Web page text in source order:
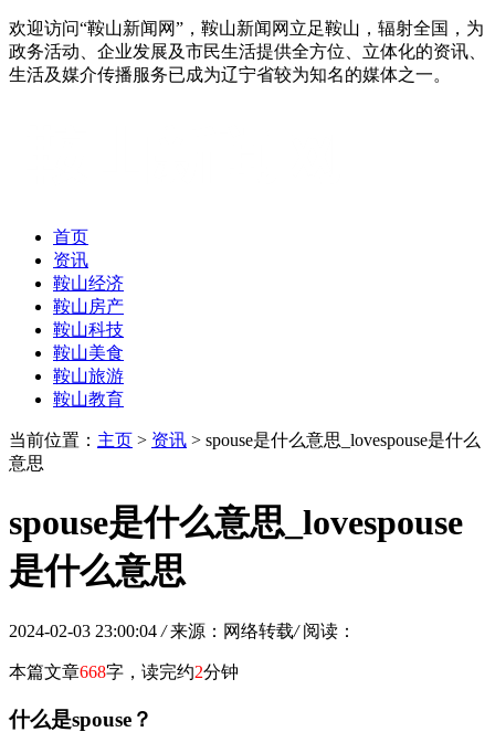
欢迎访问“鞍山新闻网”，鞍山新闻网立足鞍山，辐射全国，为
政务活动、企业发展及市民生活提供全方位、立体化的资讯、
生活及媒介传播服务已成为辽宁省较为知名的媒体之一。
首页
资讯
鞍山经济
鞍山房产
鞍山科技
鞍山美食
鞍山旅游
鞍山教育
当前位置： 主页 > 资讯 > spouse是什么意思_lovespouse是什么
意思
spouse是什么意思_lovespouse
是什么意思
2024-02-03 23:00:04 / 来源：网络转载/ 阅读：
本篇文章668字，读完约2分钟
什么是spouse？